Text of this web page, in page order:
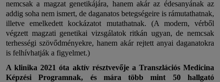
nemcsak a magzat genetikájára, hanem akár az édesanyának az
addig soha nem ismert, de daganatos betegségeire is rámutathatnak,
illetve emelkedett kockázatot mutathatnak. (A modern, vérből
végzett magzati genetikai vizsgálatok ritkán ugyan, de nemcsak
terhességi szövődményekre, hanem akár rejtett anyai daganatokra
is felhívhatják a figyelmet.)
A klinika 2021 óta aktív résztvevője a Transzlációs Medicina
Képzési Programnak, és mára több mint 50 hallgató